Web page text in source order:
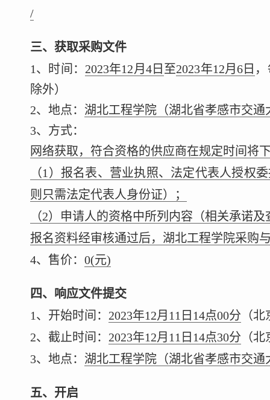
/
三、获取采购文件
1、时间： 2023年12月4日 至2023年12月6日
除外）
2、地点： 湖北工程学院（湖北省孝感市交通
3、方式：
网络获取，符合资格的供应商在规定时间将
（1）报名表、营业执照、法定代表人授权
则只需法定代表人身份证）；
（2）申请人的资格中所列内容（相关承诺
报名资料经审核通过后，湖北工程学院采购
4、售价： 0(元)
四、响应文件提交
1、开始时间： 2023年12月11日14点00分 （
2、截止时间： 2023年12月11日14点30分 （
3、地点： 湖北工程学院（湖北省孝感市交通
五、开启